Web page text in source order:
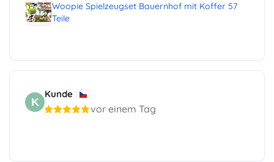
Woopie Spielzeugset Bauernhof mit Koffer 57
Teile
K
Kunde
vor einem Tag